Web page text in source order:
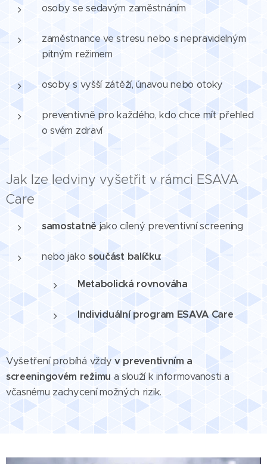
osoby se sedavým zaměstnáním
zaměstnance ve stresu nebo s nepravidelným
pitným režimem
osoby s vyšší zátěží, únavou nebo otoky
preventivně pro každého, kdo chce mít přehled
o svém zdraví
Jak lze ledviny vyšetřit v rámci ESAVA
Care
samostatnějako cílený preventivní screening
nebo jako součást balíčku:
Metabolická rovnováha
Individuální program ESAVA Care
Vyšetření probíhá vždyv preventivním a
screeningovém režimu a slouží k informovanosti a
včasnému zachycení možných rizik.